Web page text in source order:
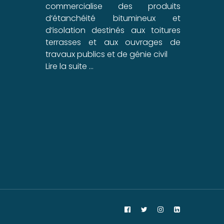
commercialise des produits
d’étanchéité bitumineux et
d’isolation destinés aux toitures
terrasses et aux ouvrages de
travaux publics et de génie civil
Lire la suite …